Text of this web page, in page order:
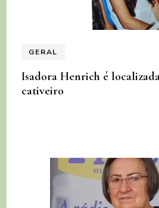
GERAL
Isadora Henrich é
cativeiro